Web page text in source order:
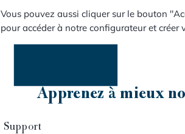
Vous pouvez aussi cliquer sur le bouton
pour accéder à notre configurateur et créer
Apprenez à mieux
Support